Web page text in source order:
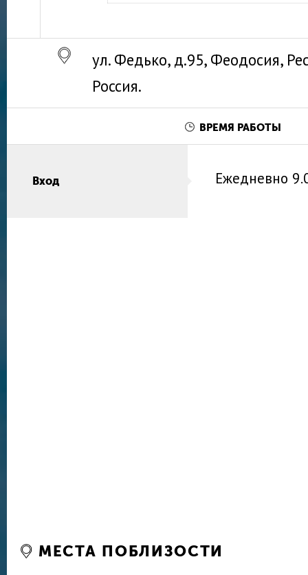
ул. Федько, д.95, Феодосия,
Россия.
ВРЕМЯ РАБОТЫ
Вход Ежедневно
МЕСТА ПОБЛИЗОСТИ